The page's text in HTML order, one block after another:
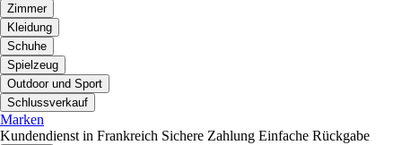
Zimmer
Kleidung
Schuhe
Spielzeug
Outdoor und Sport
Schlussverkauf
Marken
Kundendienst in Frankreich Sichere Zahlung Einfache Rückgabe